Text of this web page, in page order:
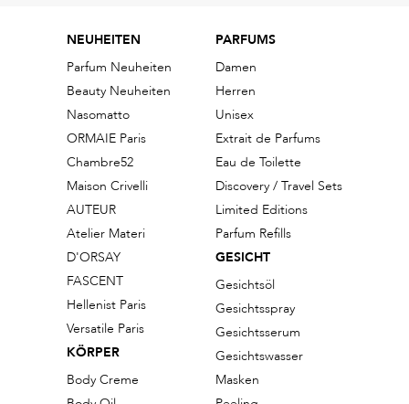
NEUHEITEN
Parfum Neuheiten
Beauty Neuheiten
Nasomatto
ORMAIE Paris
Chambre52
Maison Crivelli
AUTEUR
Atelier Materi
D'ORSAY
FASCENT
Hellenist Paris
Versatile Paris
KÖRPER
Body Creme
PARFUMS
Damen
Herren
Unisex
Extrait de Parfums
Eau de Toilette
Discovery / Travel Sets
Limited Editions
Parfum Refills
GESICHT
Gesichtsöl
Gesichtsspray
Gesichtsserum
Gesichtswasser
Masken